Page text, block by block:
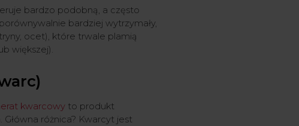
bardzo podobną, a często
bardziej wytrzymały,
ocet), które trwale plamią
większej).
kwarcowyto produkt
różnica? Kwarcyt jest